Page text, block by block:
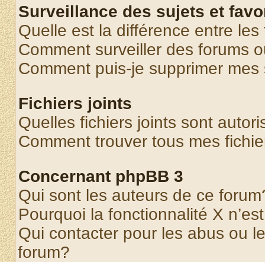
Surveillance des sujets et
Quelle est la différence entre
Comment surveiller des forums
Comment puis-je supprimer
Fichiers joints
Quelles fichiers joints sont
Comment trouver tous mes
Concernant phpBB 3
Qui sont les auteurs de ce
Pourquoi la fonctionnalité X
Qui contacter pour les abus ou
forum?